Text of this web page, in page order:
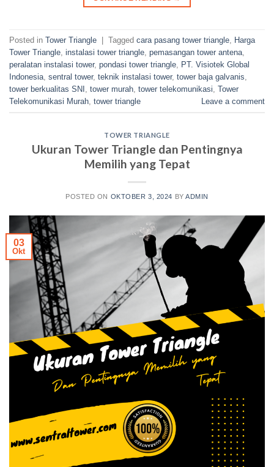
Posted in Tower Triangle | Tagged cara pasang tower triangle Harga
Tower Triangle instalasi tower triangle pemasangan tower antena
peralatan instalasi tower, pondasi tower triangle PT. Visiotek Global
Indonesia sentral tower, teknik instalasi tower, tower baja galvanis
tower berkualitas SNI tower murah tower telekomunikasi Tower
Telekomunikasi Murah tower triangle Leave a comment
TOWER TRIANGLE
Ukuran Tower Triangle dan Pentingnya
Memilih yang Tepat
POSTED ON OKTOBER 3, 2024 BYADMIN
03
Okt